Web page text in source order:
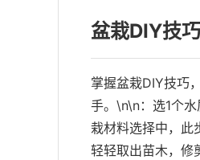
盆栽DIY技
掌握盆栽DIY技巧
手。\n\n：选1个
栽材料选择中，此
轻轻取出苗木，修